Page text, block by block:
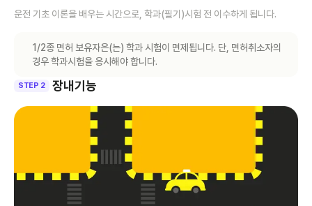
운전 기초 이론을 배우는 시간으로, 학과(필기)시험 전 이수하게 됩니다.
1/2종 면허 보유자은(는) 학과 시험이 면제됩니다. 단, 면허취소자의
경우 학과시험을 응시해야 합니다.
STEP 2 장내기능